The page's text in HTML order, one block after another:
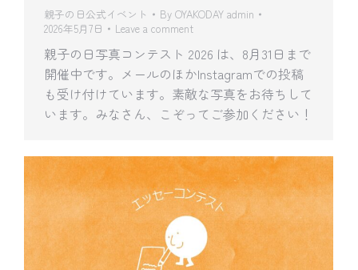
親子の日公式イベント By OYAKODAY admin
2026年5月7日
Leave a comment
親子の日写真コンテスト 2026 は、8月31日まで
開催中です。メールのほかInstagramでの投稿
も受け付けています。素敵な写真をお待ちして
います。みなさん、こぞってご参加ください！